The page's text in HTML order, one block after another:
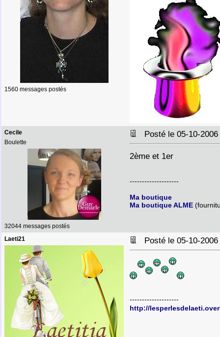
1560 messages postés
Cecile
Boulette
32044 messages postés
Posté le 05-10-
2ème et 1er
--------------------
Ma boutique
Ma boutique ALME
Laeti21 Posté le 05-10-
--------------------
http://